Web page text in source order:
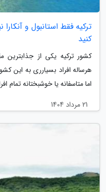
ترکیه فقط استانبول و
کنید
کشور ترکیه یکی از جذابترین
هرساله افراد بسیارری به این
اما متاسفانه یا خوشبختانه تمام
21 مرداد 1404